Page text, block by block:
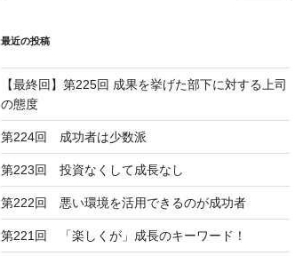
最近の投稿
【最終回】第225回 成果を挙げた部下に対する上司
の態度
第224回 成功者は少数派
第223回 投資なくして成長なし
第222回 悪い環境を活用できるのが成功者
第221回 「楽しくが」成長のキーワード！